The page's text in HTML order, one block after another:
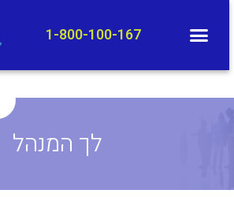
1-800-100-167
לך המנהל